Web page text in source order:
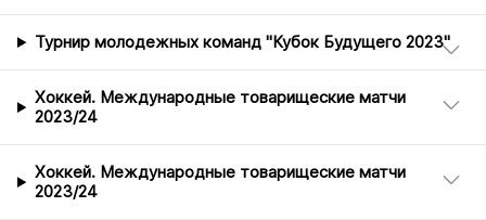
Турнир молодежных команд "Кубок Будущего 2023"
Хоккей. Международные товарищеские матчи
2023/24
Хоккей. Международные товарищеские матчи
2023/24